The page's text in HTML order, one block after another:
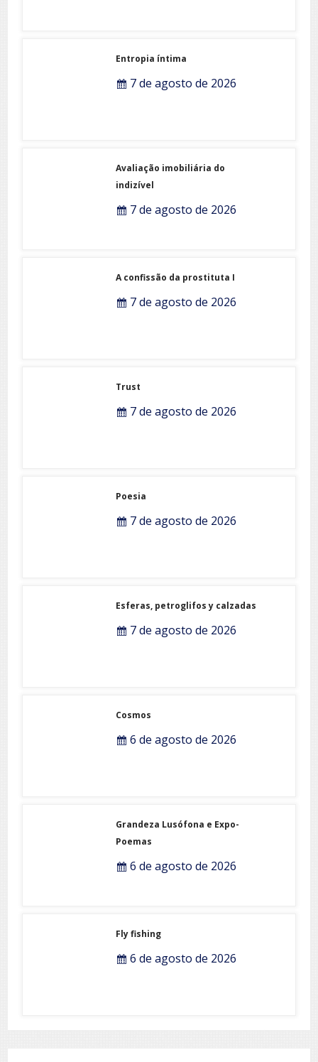
Entropia íntima
7 de agosto de 2026
Avaliação imobiliária do
indizível
7 de agosto de 2026
A confissão da prostituta I
7 de agosto de 2026
Trust
7 de agosto de 2026
Poesia
7 de agosto de 2026
Esferas, petroglifos y calzadas
7 de agosto de 2026
Cosmos
6 de agosto de 2026
Grandeza Lusófona e Expo-
Poemas
6 de agosto de 2026
Fly fishing
6 de agosto de 2026